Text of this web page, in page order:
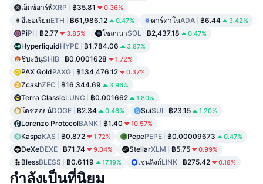
เอ็กซ์อาร์พีXRP ฿35.81 0.36%
อีเธอเรียมETH ฿61,986.12 0.47% คาร์ดาโนADA ฿6.44 3.42%
PiPI ฿2.77 3.85% โซลานาSOL ฿2,437.18 0.47%
HyperliquidHYPE ฿1,784.06 3.87%
ชิบะอินุSHIB ฿0.0001628 1.72%
PAX GoldPAXG ฿134,476.12 0.37%
ZcashZEC ฿16,344.69 3.96%
Terra ClassicLUNC ฿0.001662 1.80%
โดชคอยน์DOGE ฿2.34 0.46% SuiSUI ฿23.15 1.20%
Lorenzo ProtocolBANK ฿1.40 10.57%
KaspaKAS ฿0.872 1.72% PepePEPE ฿0.00009673 0.47%
DeXeDEXE ฿71.74 9.04% StellarXLM ฿5.75 0.99%
BlessBLESS ฿0.6119 17.19% เชนลิงก์LINK ฿275.42 0.18%
กำลังเป็นที่นิยม